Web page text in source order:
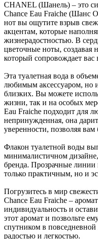
CHANEL (Шанель) – это
Chance Eau Fraiche (Шанс
нот вы ощутите взрыв
акцентам, которые
жизнерадостностью. В
цветочные ноты,
который сопровождает вас
Эта туалетная вода в
любимым аксессуаром, но
близких. Вы можете
жизни, так и на особых
Eau Fraiche подходит для
непринужденная, она
уверенности, позволяя
Флакон туалетной воды
минималистичном
бренда. Прозрачные линии
только практичным, но и
Погрузитесь в мир
Chance Eau Fraiche –
индивидуальность и
этот аромат и позвольте
спутником в
радостью и легкостью.